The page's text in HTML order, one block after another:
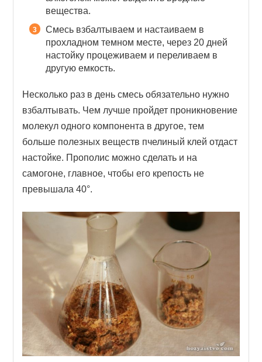
вещества.
Смесь взбалтываем и настаиваем в
прохладном темном месте, через 20 дней
настойку процеживаем и переливаем в
другую емкость.
Несколько раз в день смесь обязательно нужно
взбалтывать. Чем лучше пройдет проникновение
молекул одного компонента в другое, тем
больше полезных веществ пчелиный клей отдаст
настойке. Прополис можно сделать и на
самогоне, главное, чтобы его крепость не
превышала 40°.